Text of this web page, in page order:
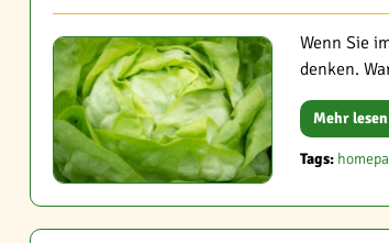
Wenn Sie
denken.
Mehr lesen
Tags: